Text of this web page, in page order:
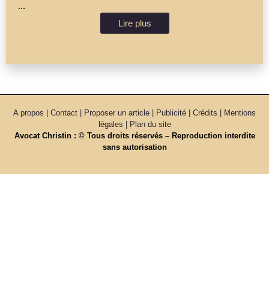
...
Lire plus
A propos | Contact | Proposer un article | Publicité | Crédits | Mentions
légales |
Plan du site
Avocat Christin : © Tous droits réservés – Reproduction interdite
sans autorisation